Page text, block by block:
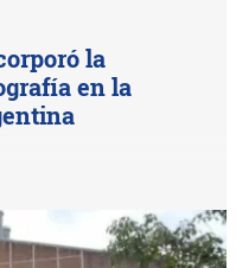
la
en la